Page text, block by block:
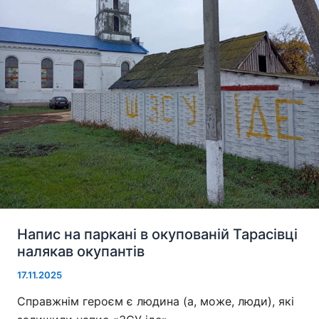
Напис на паркані в окупованій Тарасівці
налякав окупантів
17.11.2025
Справжнім героєм є людина (а, може, люди), які